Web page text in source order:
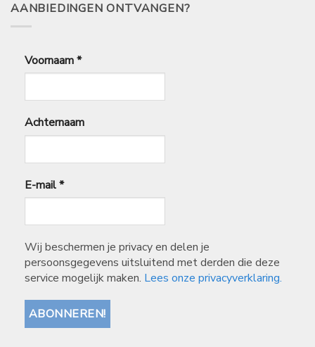
AANBIEDINGEN ONTVANGEN?
Voornaam*
Achternaam
E-mail*
Wij beschermen je privacy en delen je
persoonsgegevens uitsluitend met derden die deze
service mogelijk maken. Lees onze privacyverklaring.